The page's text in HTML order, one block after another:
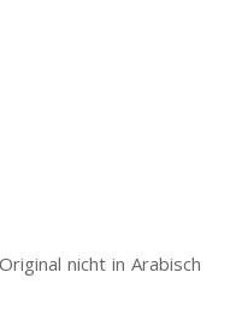
nicht in Arabisch